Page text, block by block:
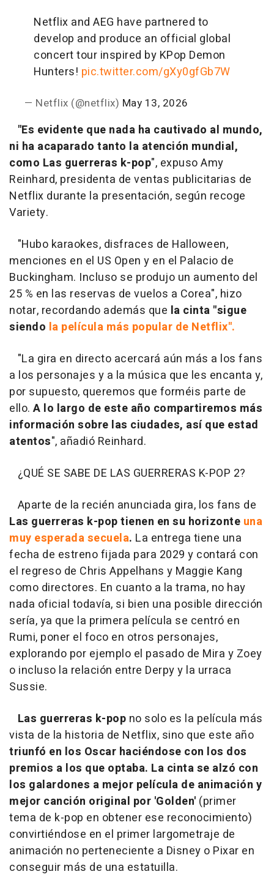
Netflix and AEG have partnered to
develop and produce an official global
concert tour inspired by KPop Demon
Hunters! pic.twitter.com/gXy0gfGb7W
— Netflix (@netflix) May 13, 2026
"Es evidente que nada ha cautivado al mundo,
ni ha acaparado tanto la atención mundial,
como Las guerreras k-pop", expuso Amy
Reinhard, presidenta de ventas publicitarias de
Netflix durante la presentación, según recoge
Variety.
"Hubo karaokes, disfraces de Halloween,
menciones en el US Open y en el Palacio de
Buckingham. Incluso se produjo un aumento del
25 % en las reservas de vuelos a Corea", hizo
notar, recordando además que la cinta "sigue
siendo la película más popular de Netflix".
"La gira en directo acercará aún más a los fans
a los personajes y a la música que les encanta y,
por supuesto, queremos que forméis parte de
ello. A lo largo de este año compartiremos más
información sobre las ciudades, así que estad
atentos", añadió Reinhard.
¿QUÉ SE SABE DE LAS GUERRERAS K-POP 2?
Aparte de la recién anunciada gira, los fans de
Las guerreras k-pop tienen en su horizonte una
muy esperada secuela. La entrega tiene una
fecha de estreno fijada para 2029 y contará con
el regreso de Chris Appelhans y Maggie Kang
como directores. En cuanto a la trama, no hay
nada oficial todavía, si bien una posible dirección
sería, ya que la primera película se centró en
Rumi, poner el foco en otros personajes,
explorando por ejemplo el pasado de Mira y Zoey
o incluso la relación entre Derpy y la urraca
Sussie.
Las guerreras k-pop no solo es la película más
vista de la historia de Netflix, sino que este año
triunfó en los Oscar haciéndose con los dos
premios a los que optaba. La cinta se alzó con
los galardones a mejor película de animación y
mejor canción original por 'Golden' (primer
tema de k-pop en obtener ese reconocimiento)
convirtiéndose en el primer largometraje de
animación no perteneciente a Disney o Pixar en
conseguir más de una estatuilla.